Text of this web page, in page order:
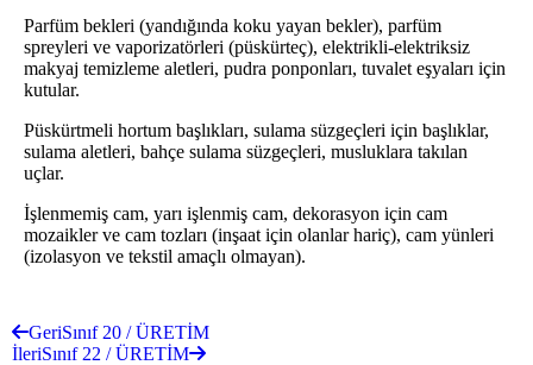
Parfüm bekleri (yandığında koku yayan bekler), parfüm
spreyleri ve vaporizatörleri (püskürteç), elektrikli-elektriksiz
makyaj temizleme aletleri, pudra ponponları, tuvalet eşyaları için
kutular.
Püskürtmeli hortum başlıkları, sulama süzgeçleri için başlıklar,
sulama aletleri, bahçe sulama süzgeçleri, musluklara takılan
uçlar.
İşlenmemiş cam, yarı işlenmiş cam, dekorasyon için cam
mozaikler ve cam tozları (inşaat için olanlar hariç), cam yünleri
(izolasyon ve tekstil amaçlı olmayan).
GeriSınıf 20 / ÜRETİM
İleriSınıf 22 / ÜRETİM